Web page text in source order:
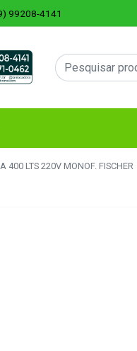
99208-4141
400 LTS 220V MONOF. FISCHER